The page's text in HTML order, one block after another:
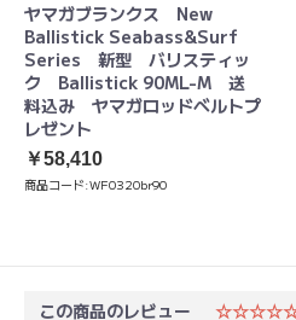
ヤマガブランクス New
Ballistick Seabass&Surf
Series 新型 バリスティッ
ク Ballistick 90ML-M 送
料込み ヤマガロッドベルトプ
レゼント
￥58,410
商品コード:WF0320br90
この商品のレビュー